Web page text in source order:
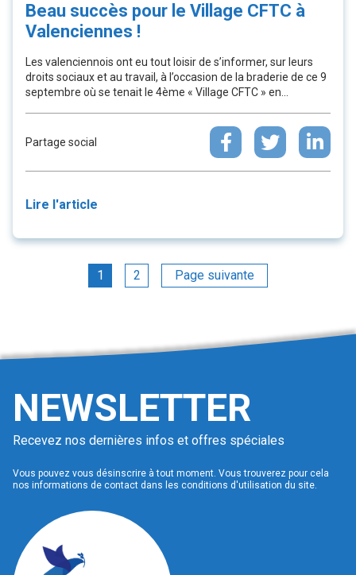
Beau succès pour le Village CFTC à
Valenciennes !
Les valenciennois ont eu tout loisir de s’informer, sur leurs
droits sociaux et au travail, à l’occasion de la braderie de ce 9
septembre où se tenait le 4ème « Village CFTC » en...
Partage social
Lire l'article
1 2 Page suivante
NEWSLETTER
Recevez nos dernières infos et offres spéciales
Vous pouvez vous désinscrire à tout moment. Vous trouverez pour cela
nos informations de contact dans les conditions d'utilisation du site.